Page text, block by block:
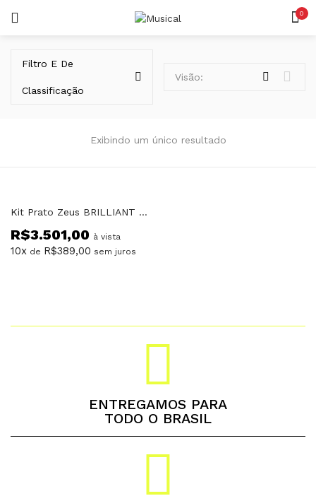
0
Exibindo um único resultado
Filtro E De
Classificação
Visão:
Kit Prato Zeus BRILLIANT SET D
R$3.501,00 à vista
10x de R$389,00 sem juros
ENTREGAMOS PARA
TODO O BRASIL